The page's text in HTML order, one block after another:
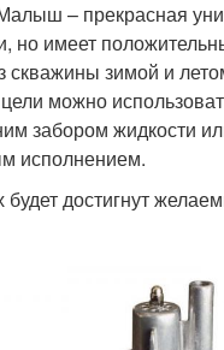
– прекрасная
но имеет
скважины зимой и
можно
забором жидкости
исполнением.
достигнут